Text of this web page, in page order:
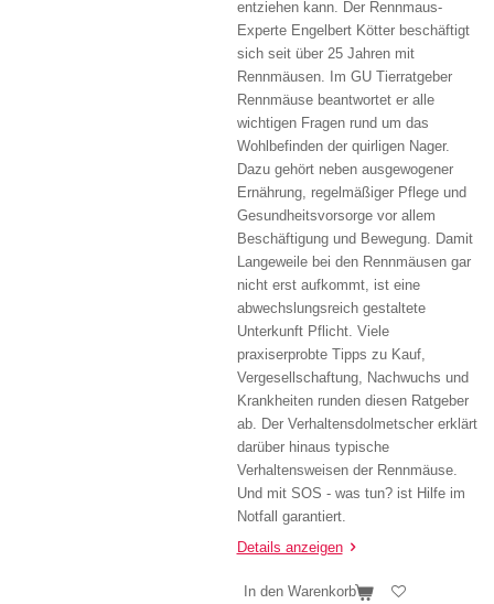
entziehen kann. Der Rennmaus-
Experte Engelbert Kötter beschäftigt
sich seit über 25 Jahren mit
Rennmäusen. Im GU Tierratgeber
Rennmäuse beantwortet er alle
wichtigen Fragen rund um das
Wohlbefinden der quirligen Nager.
Dazu gehört neben ausgewogener
Ernährung, regelmäßiger Pflege und
Gesundheitsvorsorge vor allem
Beschäftigung und Bewegung. Damit
Langeweile bei den Rennmäusen gar
nicht erst aufkommt, ist eine
abwechslungsreich gestaltete
Unterkunft Pflicht. Viele
praxiserprobte Tipps zu Kauf,
Vergesellschaftung, Nachwuchs und
Krankheiten runden diesen Ratgeber
ab. Der Verhaltensdolmetscher erklärt
darüber hinaus typische
Verhaltensweisen der Rennmäuse.
Und mit SOS - was tun? ist Hilfe im
Notfall garantiert.
Details anzeigen
In den Warenkorb